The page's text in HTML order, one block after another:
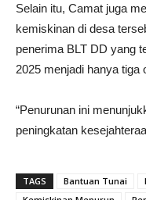
Selain itu, Camat juga
kemiskinan di desa
penerima BLT DD yang
2025 menjadi hanya tiga
“Penurunan ini
peningkatan
TAGS Bantuan Tunai